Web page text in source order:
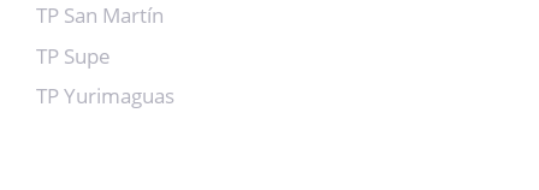
TP San Martín
TP Supe
TP Yurimaguas